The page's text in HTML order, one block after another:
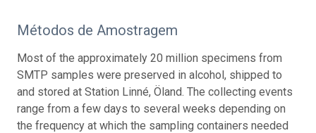
Métodos de Amostragem
Most of the approximately 20 million specimens from
SMTP samples were preserved in alcohol, shipped to
and stored at Station Linné, Öland. The collecting events
range from a few days to several weeks depending on
the frequency at which the sampling containers needed